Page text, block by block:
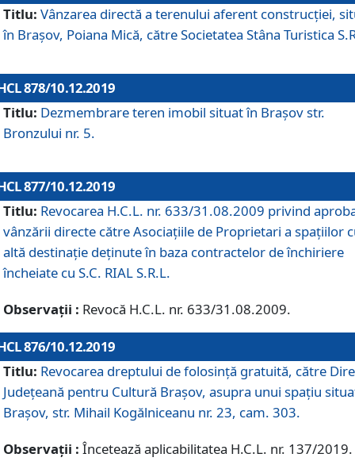
Titlu: Vânzarea directă a terenului aferent construcției,
în Brașov, Poiana Mică, către Societatea Stâna Turistica
878/10.12.2019
Titlu: Dezmembrare teren imobil situat în Brașov str.
Bronzului nr. 5.
877/10.12.2019
Titlu: Revocarea H.C.L. nr. 633/31.08.2009 privind
vânzării directe către Asociațiile de Proprietari a spațiilor
altă destinație deținute în baza contractelor de închiriere
încheiate cu S.C. RIAL S.R.L.
Observații : Revocă H.C.L. nr. 633/31.08.2009.
876/10.12.2019
Titlu: Revocarea dreptului de folosinţă gratuită, către
Judeţeană pentru Cultură Braşov, asupra unui spaţiu
Braşov, str. Mihail Kogălniceanu nr. 23, cam. 303.
Observații : Încetează aplicabilitatea H.C.L. nr. 137/2019.